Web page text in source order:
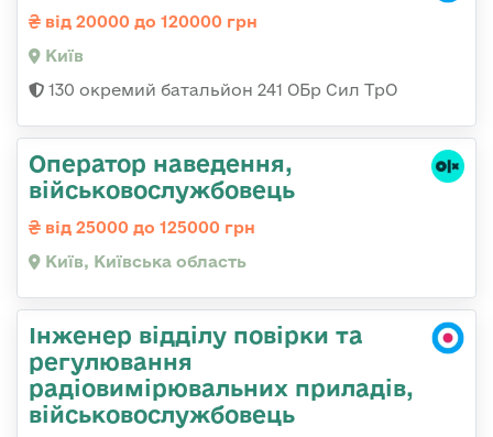
від 20000 до 120000 грн
Київ
130 окремий батальйон 241 ОБр Сил ТрО
Оператор наведення,
військовослужбовець
від 25000 до 125000 грн
Київ, Київська область
Інженер відділу повірки та
регулювання
радіовимірювальних приладів,
військовослужбовець